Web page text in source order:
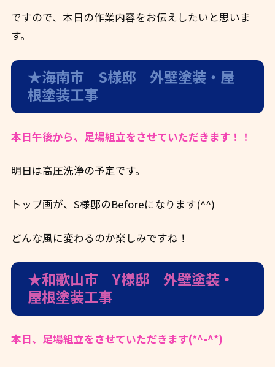
ですので、本日の作業内容をお伝えしたいと思いま
す。
★海南市 S様邸 外壁塗装・屋
根塗装工事
本日午後から、足場組立をさせていただきます！！
明日は高圧洗浄の予定です。
トップ画が、S様邸のBeforeになります(^^)
どんな風に変わるのか楽しみですね！
★和歌山市 Y様邸 外壁塗装・
屋根塗装工事
本日、足場組立をさせていただきます(*^-^*)